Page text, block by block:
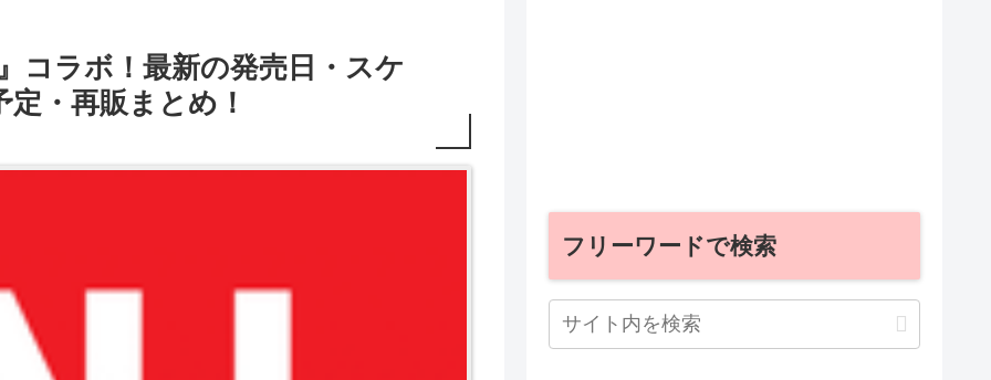
コラボ！最新の発売日・スケ
・再販まとめ！
フリーワードで検索